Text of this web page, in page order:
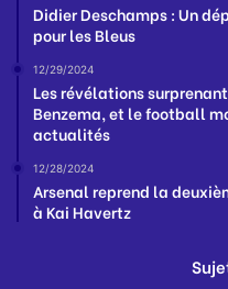
Didier Deschamps : Un
pour les Bleus
12/29/2024
Les révélations
Benzema, et le football
actualités
12/28/2024
Arsenal reprend la
à Kai Havertz